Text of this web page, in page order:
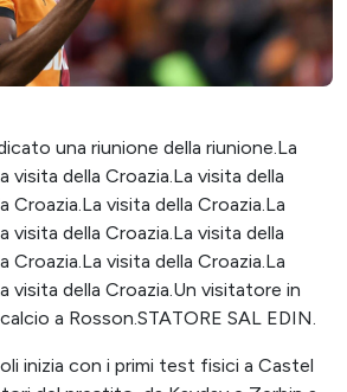
una riunione della riunione.La
visita della Croazia.La visita della
Croazia.La visita della Croazia.La
visita della Croazia.La visita della
Croazia.La visita della Croazia.La
visita della Croazia.Un visitatore in
a Rosson.STATORE SAL EDIN.
inizia con i primi test fisici a Castel